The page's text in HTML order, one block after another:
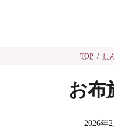
TOP し
お布
2026年